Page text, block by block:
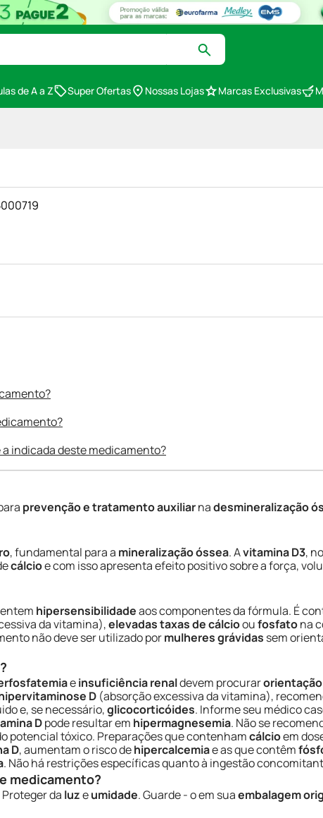
de A a Z Super Ofertas Nossas Lojas Marcas Exclusivas
indicada deste medicamento?
prevenção e tratamento auxiliarnadesmineralização
, fundamental para a mineralização óssea. Avitamina D3,
cálcioe com isso apresenta efeito positivo sobre a força,
hipersensibilidadeaos componentes da fórmula. É
da vitamina),elevadas taxas de cálciooufosfatona
não deve ser utilizado pormulheres grávidas sem
einsuficiência renaldevem procurar
D (absorção excessiva da vitamina),
e, se necessário,glicocorticóides. Informe seu médico
Dpode resultar em hipermagnesemia. Não se
potencial tóxico. Preparações que contenhamcálcioem
D, aumentam o risco dehipercalcemiae as que contêm
. Não há restrições específicas quanto à ingestão
medicamento?
Proteger da luzeumidade. Guarde - o em suaembalagem